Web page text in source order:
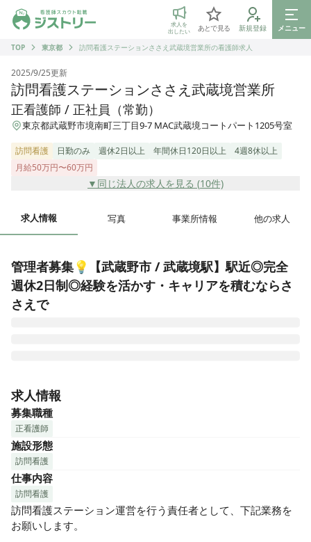
ジストリー 看護師の転職マッチング
求人を
出したい
あとで見る 新規登録
メニュー
TOP
東京都 訪問看護ステーションささえ武蔵境営業所の看護師求人
2025/9/25更新
訪問看護ステーションささえ武蔵境営業所
正看護師 / 正社員（常勤）
東京都武蔵野市境南町三丁目9-7 MAC武蔵境コートパート1205号室
訪問看護 日勤のみ 週休2日以上 年間休日120日以上
4週8休以上
月給50万円〜60万円
▼同じ法人の求人を見る (10件)
求人情報 写真 事業所情報 他の求人
管理者募集💡【武蔵野市 / 武蔵境駅】駅近◎完全
週休2日制◎経験を活かす・キャリアを積むならさ
さえで
研修がありますが、就業後や休日の研修はありません！
【ささえの魅力】
・病院からの転職組は90％以上と多くの方が訪問看護未経験
でスタートしています。（在職中の方は入社日ご相談くださ
い）
・完全週休2日制／年間休日124日／夏期・年末年始休暇など
長期休暇もあります。
・産休育休制度の実績あり。取得して復帰した子育て中のス
タッフも在籍しています。希望があれば時短勤務や非常勤勤
求人情報
募集職種
正看護師
施設形態
訪問看護
仕事内容
訪問看護
訪問看護ステーション運営を行う責任者として、下記業務を
お願いします。